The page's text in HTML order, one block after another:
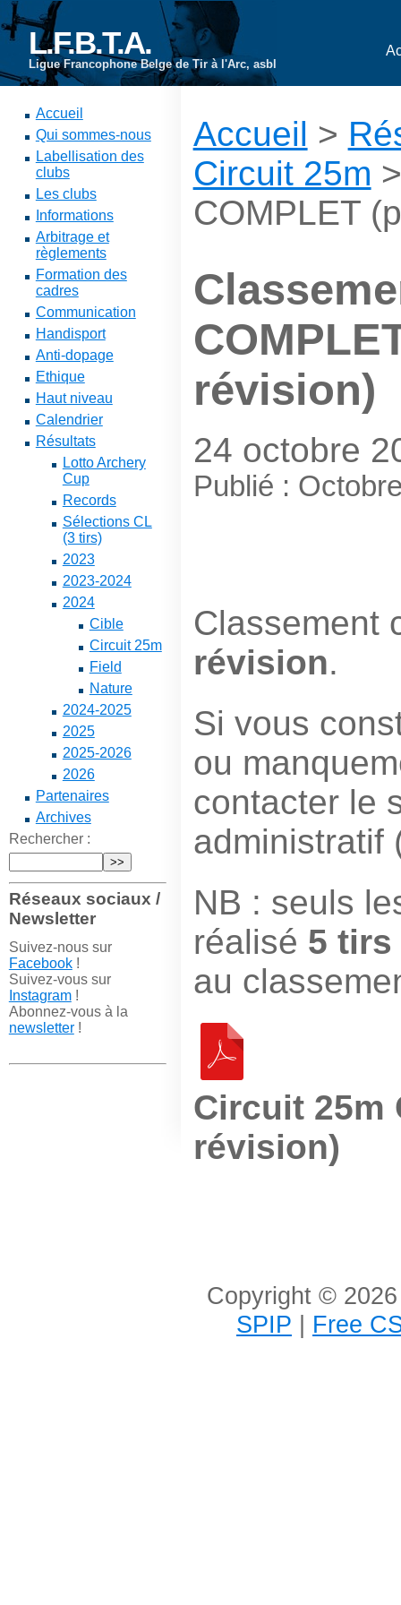
L.F.B.T.A.
Ligue Francophone Belge de Tir à l'Arc, asbl
Accueil
Qui sommes-nous
Labellisation des
clubs
Les clubs
Informations
Arbitrage et
règlements
Formation des
cadres
Communication
Handisport
Anti-dopage
Ethique
Haut niveau
Calendrier
Résultats
Lotto Archery
Cup
Records
Sélections CL
(3 tirs)
2023
2023-2024
2024
Cible
Circuit 25m
Field
Nature
2024-2025
2025
2025-2026
2026
Partenaires
Archives
Rechercher :
Réseaux sociaux /
Newsletter
Suivez-nous sur
Facebook!
Suivez-vous sur
Instagram!
Abonnez-vous à la
newsletter!
Accueil >
Circuit 25m
COMPLET
révision)
24 octobre
Publié :
Classement
révision.
Si vous
ou
contacter le
administratif
NB : seuls
réalisé 5 tirs
au
Circuit 25m
révision)
Copyright ©
SPIP | Free